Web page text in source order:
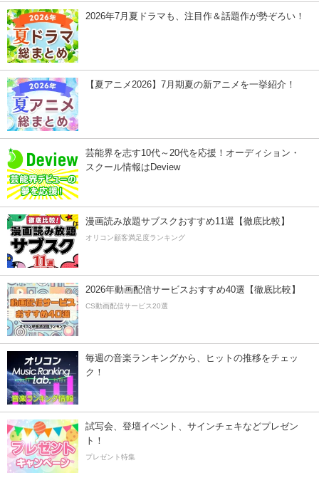
2026年7月夏ドラマも、注目作＆話題作が勢ぞろい！
【夏アニメ2026】7月期夏の新アニメを一挙紹介！
芸能界を志す10代～20代を応援！オーディション・
スクール情報はDeview
漫画読み放題サブスクおすすめ11選【徹底比較】
オリコン顧客満足度ランキング
2026年動画配信サービスおすすめ40選【徹底比較】
CS動画配信サービス20選
毎週の音楽ランキングから、ヒットの推移をチェッ
ク！
試写会、登壇イベント、サインチェキなどプレゼン
ト！
プレゼント特集